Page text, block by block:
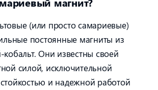
(или просто самариевые)
постоянные магниты из
Они известны своей
силой, исключительной
и надежной работой